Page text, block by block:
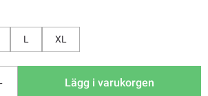
L XL
Lägg i varukorgen